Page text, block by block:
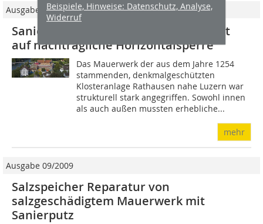
Beispiele, Hinweise: Datenschutz, Analyse,
Widerruf
Ausgabe 09/2019
Sanierputzsystem ermöglicht Verzicht
auf nachträgliche Horizontalsperre
Das Mauerwerk der aus dem Jahre 1254
stammenden, denkmalgeschützten
Klosteranlage Rathausen nahe Luzern war
strukturell stark angegriffen. Sowohl innen
als auch außen mussten erhebliche...
mehr
Ausgabe 09/2009
Salzspeicher Reparatur von
salzgeschädigtem Mauerwerk mit
Sanierputz